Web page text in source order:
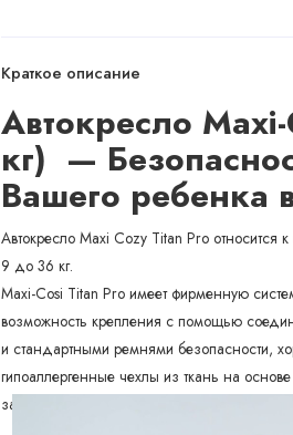
Краткое описание
Автокресло
кг) —
Вашего ребенка
Автокресло Maxi Cozy Titan Pro
9 до 36 кг.
Maxi-Cosi Titan Pro имеет фирменную
возможность крепления с помощью
и стандартными ремнями безопасности,
гипоаллергенные чехлы из ткань на
заставляет выбрать Maxi-Cosi Titan Pro